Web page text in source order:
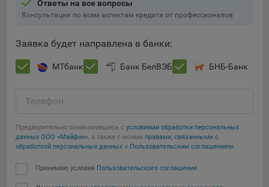
Отключение аналитических cookie-файлов не позволит
принимать меры по совершенствованию работы Сайта
исходя из предпочтений пользователей
пользователей сайта.
статистических cookies:
предоставляемый ООО «Яндекс». Адрес: г. Москва, ул.
Ответы на все вопросы
Консультация по всем аспектам кредита от профессионалов
Заявка будет направлена в банки:
МТбанк Банк БелВЭБ БНБ-Банк
Телефон
Предварительно ознакомившись с условиями обработки персональных
данных ООО «Майфин», а также с моими правами, связанными с
обработкой персональных данных и Пользовательским соглашением:
Принимаю условия Пользовательского соглашения